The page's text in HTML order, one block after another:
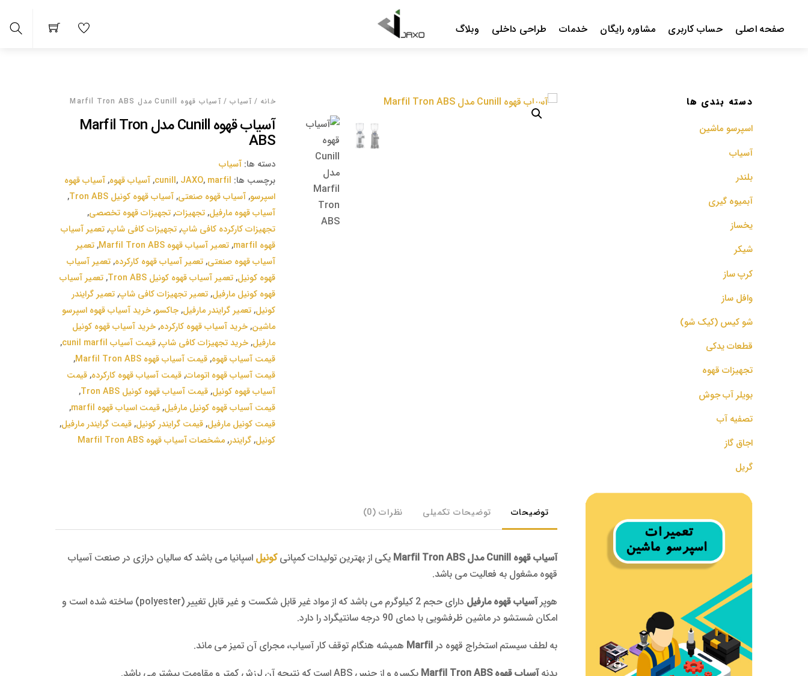
صفحه اصلی حساب کاربری مشاوره رایگان خدمات طراحی داخلی وبلاگ
خانه / آسیاب/ آسیاب قهوه Cunill مدل Marfil Tron ABS
آسیاب قهوه Cunill مدل Marfil Tron
ABS
دسته ها:آسیاب
برچسب ها:
cunill , JAXO, marfil
,آسیاب قهوه,آسیاب قهوه
اسپرسو,آسیاب قهوه صنعتی,آسیاب قهوه کونیل Tron ABS
,
آسیاب قهوه مارفیل,تجهیزات,تجهیزات قهوه تخصصی,
تجهیزات کارکرده کافی شاپ,تجهیزات کافی شاپ,تعمیر آسیاب
قهوه marfil
,تعمیر آسیاب قهوه Marfil Tron ABS ,تعمیر
آسیاب قهوه صنعتی,تعمیر آسیاب قهوه کارکرده,تعمیر آسیاب
قهوه کونیل,تعمیر آسیاب قهوه کونیل Tron ABS ,تعمیر آسیاب
قهوه کونیل مارفیل,تعمیر تجهیزات کافی شاپ,تعمیر گرایندر
کونیل,تعمیر گرایندر مارفیل,جاکسو,خرید آسیاب قهوه اسپرسو
ماشین,خرید آسیاب قهوه کارکرده,خرید آسیاب قهوه کونیل
مارفیل,خرید تجهیزات کافی شاپ,قیمت آسیاب cunil marfil
,
قیمت آسیاب قهوه,قیمت آسیاب قهوه Marfil Tron ABS
,
قیمت آسیاب قهوه اتومات,قیمت آسیاب قهوه کارکرده,قیمت
آسیاب قهوه کونیل,قیمت آسیاب قهوه کونیل Tron ABS
,
قیمت آسیاب قهوه کونیل مارفیل,قیمت اسیاب قهوه marfil
,
قیمت کونیل مارفیل,قیمت گرایندر کونیل,قیمت گرایندر مارفیل,
کونیل,گرایندر,مشخصات آسیاب قهوه Marfil Tron ABS
توضیحات توضیحات تکمیلی نظرات (0)
آسیاب قهوه Cunill مدل Marfil Tron ABS یکی از بهترین تولیدات کمپانیکونیل اسپانیا می باشد که سالیان درازی در صنعت آسیاب
قهوه مشغول به فعالیت می باشد.
هوپرآسیاب قهوه مارفیل
دارای حجم 2 کیلوگرم می باشد که از مواد غیر قابل شکست و غیر قابل تغییر (polyester) ساخته شده است و
امکان شستشو در ماشین ظرفشویی با دمای 90 درجه سانتیگراد را دارد.
به لطف سیستم استخراج قهوه در Marfil همیشه هنگام توقف کار آسیاب، مجرای آن تمیز می ماند.
بدنهآسیاب قهوه Marfil Tron ABS یکسره و از جنس ABS است که نتیجه آن لرزش کمتر و مقاومت بیشتر می باشد.
دسته بندی ها
اسپرسو‌ ماشین
آسیاب
بلندر
آبمیوه گیری
یخساز
شیکر
کرپ ساز
وافل ساز
شو کیس (کیک شو)
قطعات یدکی
تجهیزات قهوه
بویلر آب جوش
تصفیه آب
اجاق گاز
گریل